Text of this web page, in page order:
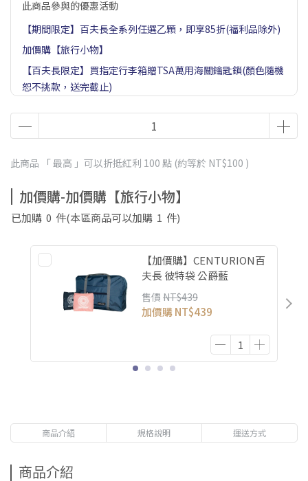
此商品參與的優惠活動
【期間限定】百夫長全系列任選乙顆，即享85折(福利品除外)
加價購【旅行小物】
【百夫長限定】買指定行李箱贈TSA萬用海關鑰匙鎖(顏色隨機
恕不挑款，送完截止)
此商品 「 最高 」可以折抵紅利 100 點 (約等於 NT$100 )
加價購-加價購【旅行小物】
已加購 0 件(本區商品可以加購 1 件)
【加價購】CENTURION百
夫長 彼特袋 公爵藍
售價 NT$439
加價購NT$439
商品介紹 規格說明 運送方式
商品介紹